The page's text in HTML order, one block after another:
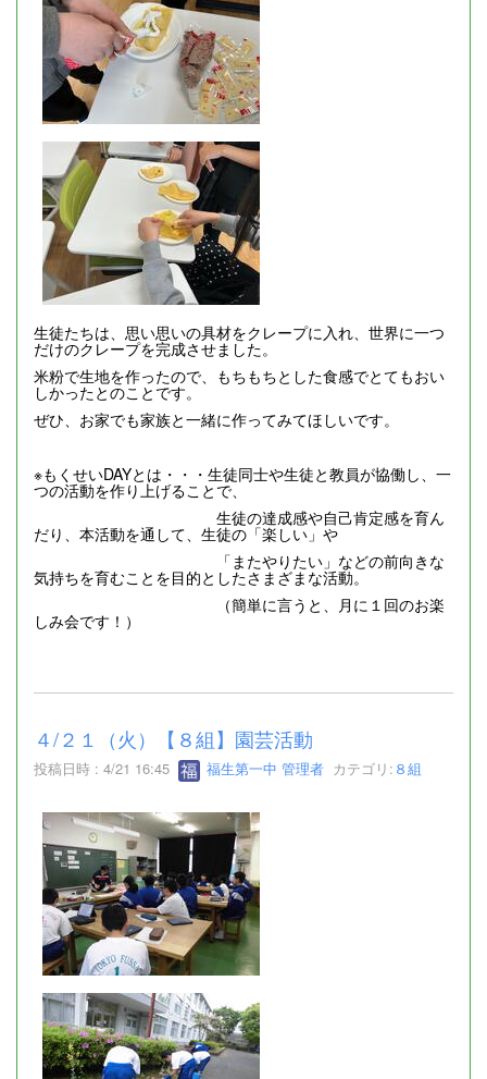
生徒たちは、思い思いの具材をクレープに入れ、世界に一つ
だけのクレープを完成させました。
米粉で生地を作ったので、もちもちとした食感でとてもおい
しかったとのことです。
ぜひ、お家でも家族と一緒に作ってみてほしいです。
※もくせいDAYとは・・・生徒同士や生徒と教員が協働し、一
つの活動を作り上げることで、
生徒の達成感や自己肯定感を育ん
だり、本活動を通して、生徒の「楽しい」や
「またやりたい」などの前向きな
気持ちを育むことを目的としたさまざまな活動。
（簡単に言うと、月に１回のお楽
しみ会です！）
４/２１（火）【８組】園芸活動
投稿日時 : 4/21 16:45 福生第一中 管理者 カテゴリ: ８組